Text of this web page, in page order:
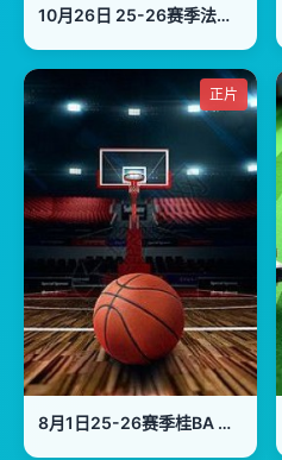
10月26日 25-26赛季法甲第9轮 摩纳哥VS图卢兹
正片
8月1日25-26赛季桂BA 梧州市VS桂林市